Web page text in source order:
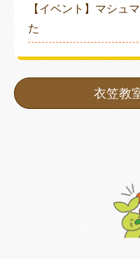
【イベント】マシュ
た
衣笠教